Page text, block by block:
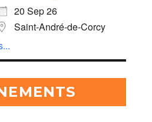
20 Sep 26
Saint-André-de-Corcy